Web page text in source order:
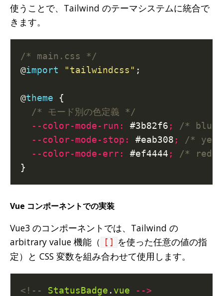
使うことで、Tailwind のテーマシステムに統合で
きます。
/* main.css */
@import "tailwindcss"
@theme
/* モード別の色定義 */
--color-mode-run : #3b82f6 ;
/* blue-
--color-mode-stop : #eab308 ;
/*
--color-mode-err : #ef4444 ;
/* red-
Vue コンポーネントでの実装
Vue3 のコンポーネントでは、Tailwind の
arbitrary value 機能（
[]
を使った任意の値の指
定）と CSS 変数を組み合わせて使用します。
<!-- StatusBadge . vue
-->